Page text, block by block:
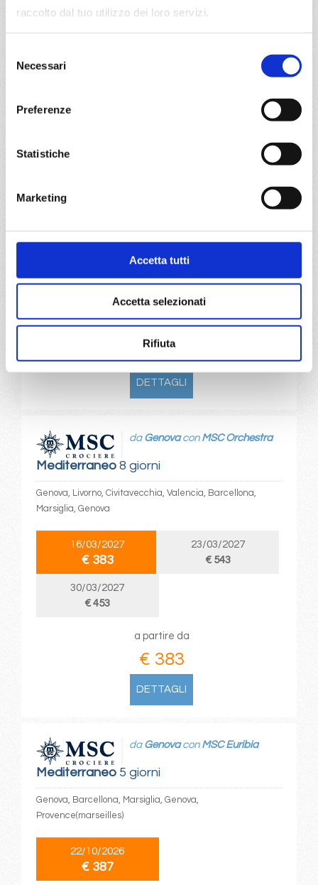
raccolto dal tuo utilizzo dei loro servizi.
delNecessari
Preferenze
Statistiche
Marketing
Accetta tutti
Accetta selezionati
Rifiuta
€ 371
Mediterraneo
Costa Fascinosa
Genova, Civitavecchia, Salerno, Messina, La Seyne,
Genova
29/03/2027
a partire da
€ 380
DETTAGLI
Mediterraneo8 giorni
da Genovacon MSC Orchestra
Genova, Livorno, Civitavecchia, Valencia, Barcellona,
Marsiglia, Genova
16/03/2027
€ 383
23/03/2027
€ 543
30/03/2027
€ 453
a partire da
€ 383
DETTAGLI
Mediterraneo5 giorni
da Genovacon MSC Euribia
Genova, Barcellona, Marsiglia, Genova,
Provence(marseilles)
22/10/2026
€ 387